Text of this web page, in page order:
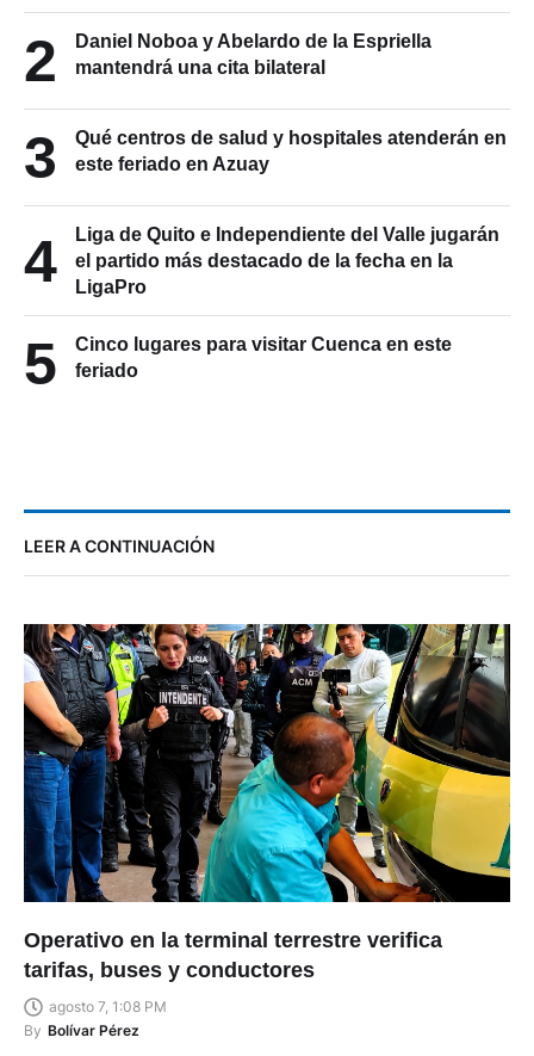
2
Daniel Noboa y Abelardo de la Espriella
mantendrá una cita bilateral
3
Qué centros de salud y hospitales atenderán en
este feriado en Azuay
4
Liga de Quito e Independiente del Valle jugarán
el partido más destacado de la fecha en la
LigaPro
5
Cinco lugares para visitar Cuenca en este
feriado
LEER A CONTINUACIÓN
Operativo en la terminal terrestre verifica
tarifas, buses y conductores
agosto 7, 1:08 PM
By Bolívar Pérez